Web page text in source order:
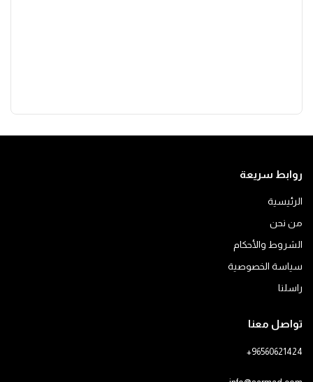
روابط سريعة
الرئيسية
من نحن
الشروط والأحكام
سياسة الخصوصية
راسلنا
تواصل معنا
+96560621424